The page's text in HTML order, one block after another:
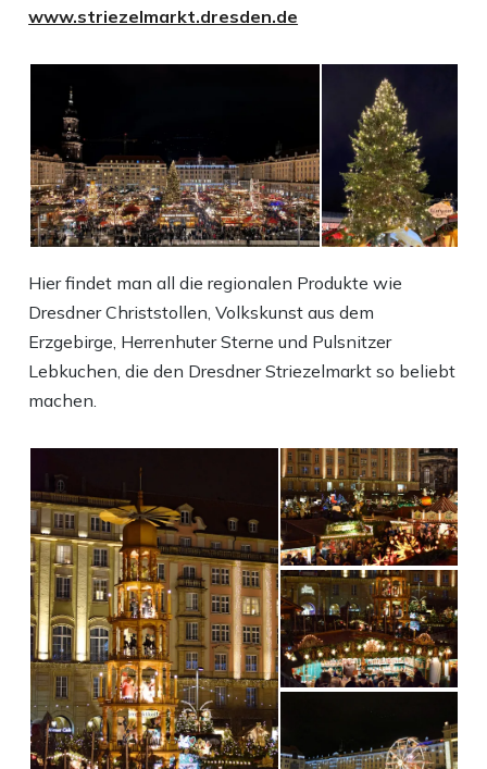
www.striezelmarkt.dresden.de
Hier findet man all die regionalen Produkte wie
Dresdner Christstollen, Volkskunst aus dem
Erzgebirge, Herrenhuter Sterne und Pulsnitzer
Lebkuchen, die den Dresdner Striezelmarkt so beliebt
machen.